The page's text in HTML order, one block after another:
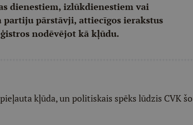
dienestiem, izlūkdienestiem vai
pārstāvji, attiecīgos ierakstus
nodēvējot kā kļūdu.
kļūda, un politiskais spēks lūdzis CVK šo